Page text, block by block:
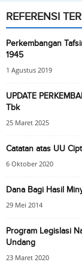
REFERENSI
Perkembangan
1945
1 Agustus 2019
UPDATE
Tbk
25 Maret 2025
Catatan atas UU
6 Oktober 2020
Dana Bagi Hasil
29 Mei 2014
Program Legislasi
Undang
23 Maret 2020